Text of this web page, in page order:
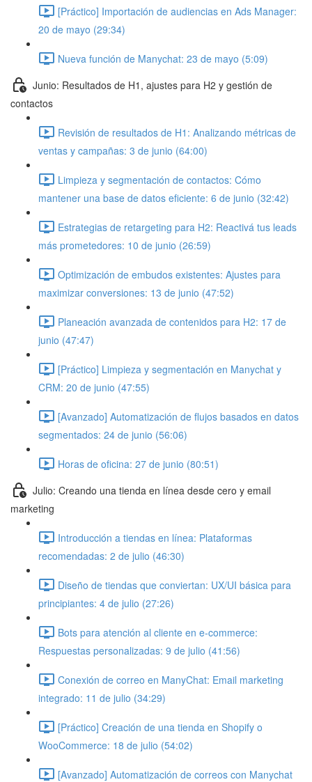
[Práctico] Importación de audiencias en Ads Manager:
20 de mayo (29:34)
Nueva función de Manychat: 23 de mayo (5:09)
Junio: Resultados de H1, ajustes para H2 y gestión de
contactos
Revisión de resultados de H1: Analizando métricas de
ventas y campañas: 3 de junio (64:00)
Limpieza y segmentación de contactos: Cómo
mantener una base de datos eficiente: 6 de junio (32:42)
Estrategias de retargeting para H2: Reactivá tus leads
más prometedores: 10 de junio (26:59)
Optimización de embudos existentes: Ajustes para
maximizar conversiones: 13 de junio (47:52)
Planeación avanzada de contenidos para H2: 17 de
junio (47:47)
[Práctico] Limpieza y segmentación en Manychat y
CRM: 20 de junio (47:55)
[Avanzado] Automatización de flujos basados en datos
segmentados: 24 de junio (56:06)
Horas de oficina: 27 de junio (80:51)
Julio: Creando una tienda en línea desde cero y email
marketing
Introducción a tiendas en línea: Plataformas
recomendadas: 2 de julio (46:30)
Diseño de tiendas que conviertan: UX/UI básica para
principiantes: 4 de julio (27:26)
Bots para atención al cliente en e-commerce:
Respuestas personalizadas: 9 de julio (41:56)
Conexión de correo en ManyChat: Email marketing
integrado: 11 de julio (34:29)
[Práctico] Creación de una tienda en Shopify o
WooCommerce: 18 de julio (54:02)
[Avanzado] Automatización de correos con Manychat